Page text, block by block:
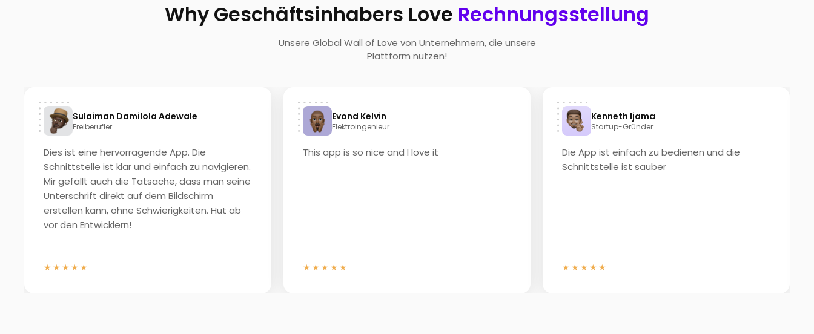
Why Geschäftsinhabers Love Rechnungsstellung
Unsere Global Wall of Love von Unternehmern, die unsere
Plattform nutzen!
Sulaiman Damilola Adewale
Freiberufler
Dies ist eine hervorragende App. Die
Schnittstelle ist klar und einfach zu navigieren.
Mir gefällt auch die Tatsache, dass man seine
Unterschrift direkt auf dem Bildschirm
erstellen kann, ohne Schwierigkeiten. Hut ab
vor den Entwicklern!
★★★★★
Evond Kelvin
Elektroingenieur
This app is so nice and I love it
★★★★★
Kenneth Ijama
Startup-Gründer
Die App ist einfach zu bedienen und die
Schnittstelle ist sauber
★★★★★